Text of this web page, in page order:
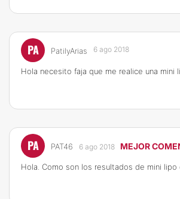
PA PatilyArias 6 ago 2018
Hola necesito faja que me realice una mini
PA PAT46 6 ago 2018 MEJOR
Hola. Como son los resultados de mini